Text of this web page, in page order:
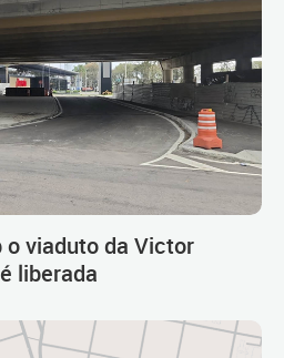
viaduto da Victor
liberada